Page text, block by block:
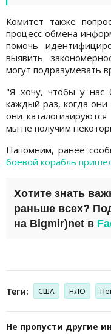
Комитет также
процесс обмена
помочь
выявить
могут подразумевать
"Я хочу, чтобы у нас
каждый раз, когда
они
мы не получим
Напомним, ранее
боевой корабль
Хотите знать
раньше всех?
на Bigmir)net в
Теги: США НЛО
Не пропусти другие